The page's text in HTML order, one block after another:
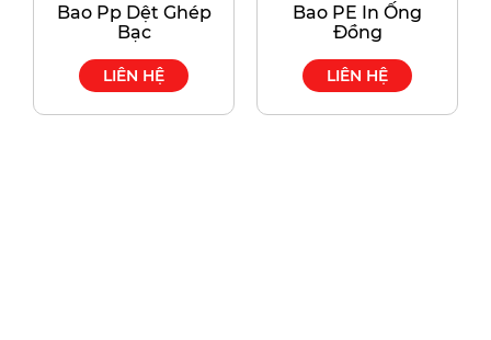
Bao Pp Dệt Ghép
Bạc
LIÊN HỆ
Bao PE In Ống
Đồng
LIÊN HỆ